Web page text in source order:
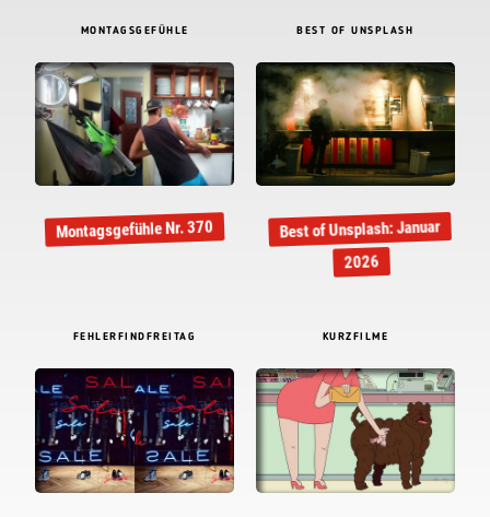
MONTAGSGEFÜHLE
Montagsgefühle Nr. 370
BEST OF UNSPLASH
Best of Unsplash: Januar
2026
FEHLERFINDFREITAG KURZFILME